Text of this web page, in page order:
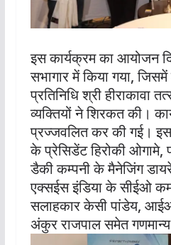
इस कार्यक्रम का आयोजन
सभागार में किया गया,
प्रतिनिधि श्री हीराकावा
व्यक्तियों ने शिरकत की।
प्रज्जवलित कर की गई।
के प्रेसिडेंट हिरोकी ओगामे,
डैकी कम्पनी के मैनेजिंग
एक्सईस इंडिया के सीईओ
सलाहकार केसी पांडेय,
अंकुर राजपाल समेत